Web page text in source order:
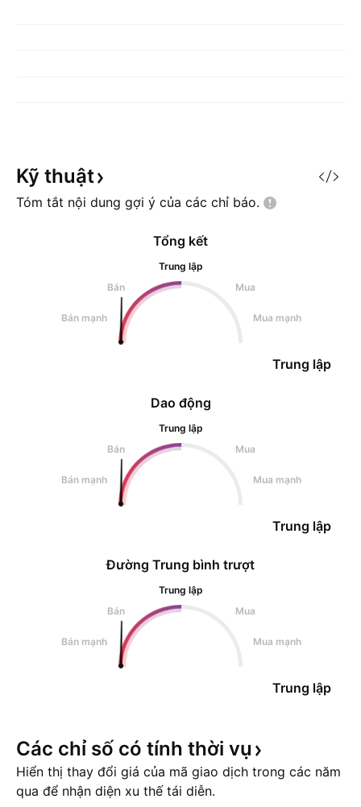
Kỹ thuật
Tóm tắt nội dung gợi ý của các chỉ báo.
Dao động
Trung lập
Bán
Mua
Bán mạnh Mua mạnh
Trung lập
Tổng kết
Trung lập
Bán
Mua
Bán mạnh Mua mạnh
Trung lập
Đường Trung bình trượt
Trung lập
Bán
Mua
Bán mạnh Mua mạnh
Trung lập
Các chỉ số có tính thời vụ
Hiển thị thay đổi giá của mã giao dịch trong các năm
qua để nhận diện xu thế tái diễn.